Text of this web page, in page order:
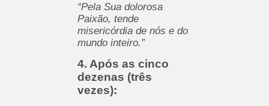
“Pela Sua dolorosa
Paixão, tende
misericórdia de nós e do
mundo inteiro.”
4. Após as cinco
dezenas (três
vezes):